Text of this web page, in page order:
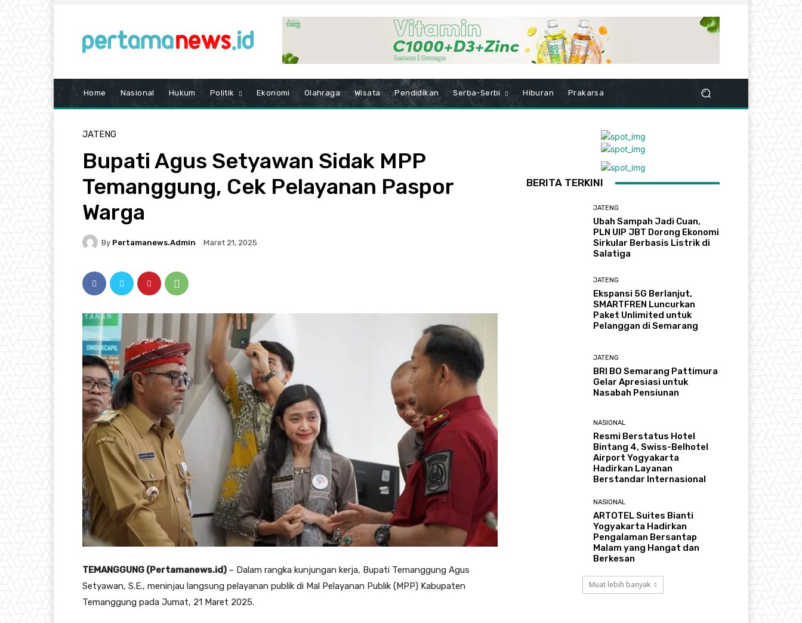
Home Nasional Hukum Politik Ekonomi Olahraga Wisata Pendidikan Serba-Serbi Hiburan Prakarsa
JATENG
Bupati Agus Setyawan Sidak MPP
Temanggung, Cek Pelayanan Paspor
Warga
By Pertamanews.admin Maret 21, 2025
TEMANGGUNG (Pertamanews.id) – Dalam rangka kunjungan kerja, Bupati Temanggung Agus
Setyawan, S.E., meninjau langsung pelayanan publik di Mal Pelayanan Publik (MPP) Kabupaten
Temanggung pada Jumat, 21 Maret 2025.
BERITA TERKINI
JATENG
Ubah Sampah Jadi Cuan,
PLN UIP JBT Dorong Ekonomi
Sirkular Berbasis Listrik di
Salatiga
JATENG
Ekspansi 5G Berlanjut,
SMARTFREN Luncurkan
Paket Unlimited untuk
Pelanggan di Semarang
JATENG
BRI BO Semarang Pattimura
Gelar Apresiasi untuk
Nasabah Pensiunan
NASIONAL
Resmi Berstatus Hotel
Bintang 4, Swiss-Belhotel
Airport Yogyakarta
Hadirkan Layanan
Berstandar Internasional
NASIONAL
ARTOTEL Suites Bianti
Yogyakarta Hadirkan
Pengalaman Bersantap
Malam yang Hangat dan
Berkesan
Muat lebih banyak